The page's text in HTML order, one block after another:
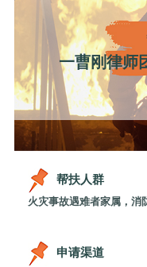
一曹刚律师
帮扶人群
火灾事故遇难者家属，消
申请渠道